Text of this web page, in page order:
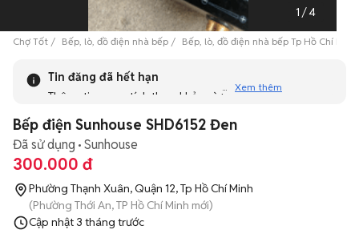
1 /4
Chợ Tốt Bếp, lò, đồ điện nhà bếp Bếp, lò, đồ điện nhà bếp Tp Hồ Chí Minh
Tin đăng đã hết hạn
Thông tin mang tính tham khảo và bạn không thể liên hệ
tương tự khác dưới đây nhé!
Xem thêm
Bếp điện Sunhouse SHD6152 Đen
Đã sử dụng Sunhouse
300.000 đ
Phường Thạnh Xuân, Quận 12, Tp Hồ Chí Minh
(Phường Thới An, TP Hồ Chí Minh mới)
Cập nhật3 tháng trước